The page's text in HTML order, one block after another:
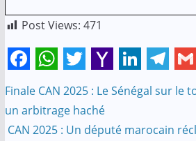
Post Views: 471
F
a
c
W
h
a
T
w
i
Y
a
h
L
i
n
T
e
l
G
m
a
Navigation
de
Finale CAN 2025 : Le Sénégal sur le
un arbitrage haché
CAN 2025 : Un député marocain